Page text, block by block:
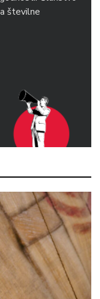
številne